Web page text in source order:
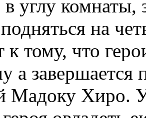
углу комнаты,
на
к тому, что
а завершается
Мадоку Хиро.